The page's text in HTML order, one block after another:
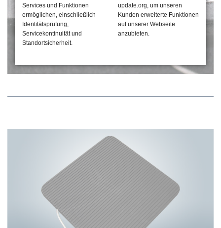
Services und Funktionen
ermöglichen, einschließlich
Identitätsprüfung,
Servicekontinuität und
Standortsicherheit.
update.org, um unseren
Kunden erweiterte Funktionen
auf unserer Webseite
anzubieten.